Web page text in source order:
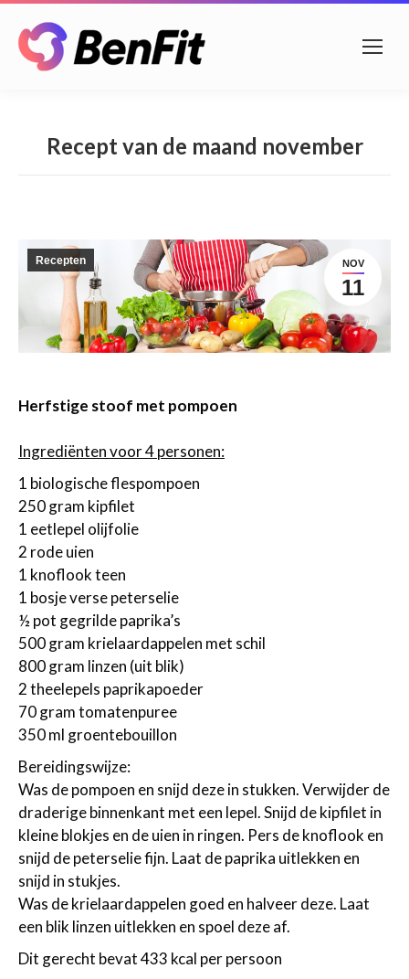
Recept van de maand november
NOV
11
Recepten
Herfstige stoof met pompoen
Ingrediënten voor 4 personen:
1 biologische flespompoen
250 gram kipfilet
1 eetlepel olijfolie
2 rode uien
1 knoflook teen
1 bosje verse peterselie
½ pot gegrilde paprika’s
500 gram krielaardappelen met schil
800 gram linzen (uit blik)
2 theelepels paprikapoeder
70 gram tomatenpuree
350 ml groentebouillon
Bereidingswijze:
Was de pompoen en snijd deze in stukken. Verwijder de
draderige binnenkant met een lepel. Snijd de kipfilet in
kleine blokjes en de uien in ringen. Pers de knoflook en
snijd de peterselie fijn. Laat de paprika uitlekken en
snijd in stukjes.
Was de krielaardappelen goed en halveer deze. Laat
een blik linzen uitlekken en spoel deze af.
Dit gerecht bevat 433 kcal per persoon